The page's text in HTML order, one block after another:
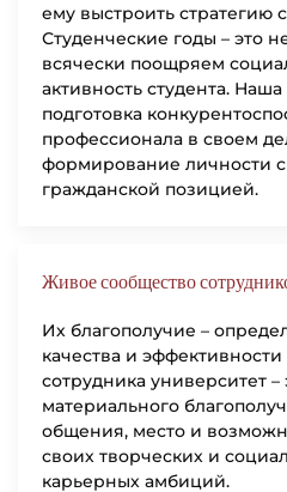
ему выстроить стратегию
Студенческие годы – это
всячески поощряем
активность студента.
подготовка
профессионала в своем
формирование личности
гражданской позицией.
Живое сообщество
Их благополучие –
качества и
сотрудника университет –
материального
общения, место и
своих творческих и
карьерных амбиций.